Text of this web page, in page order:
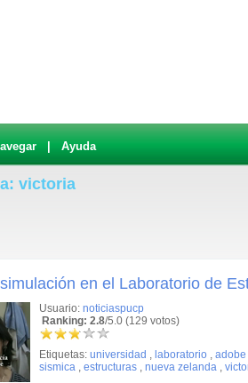
Ayuda
victoria
en el Laboratorio de
Usuario: noticiaspucp
Ranking: 2.8/5.0 (129 votos)
Etiquetas: universidad , laboratorio , adobe
sismica , estructuras , nueva zelanda ,